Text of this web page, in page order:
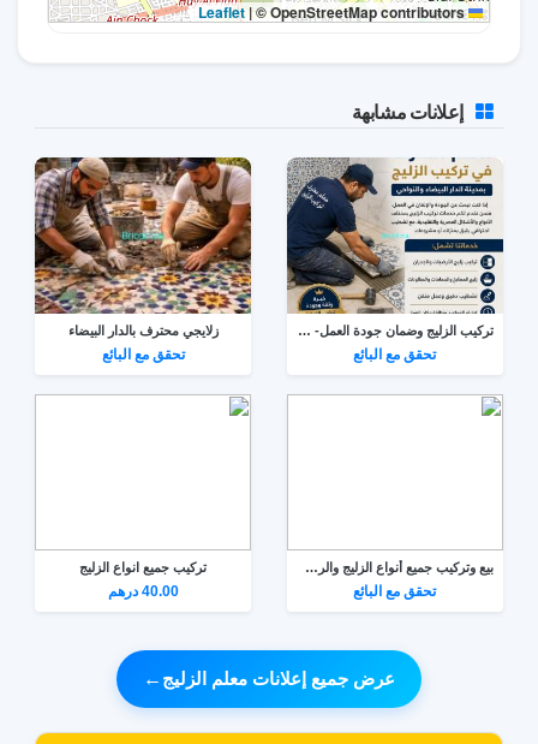
Leaflet
|© OpenStreetMap contributors
إعلانات مشابهة
تركيب الزليج وضمان جودة العمل- كازا
تحقق مع البائع
زلايجي محترف بالدار البيضاء
تحقق مع البائع
بيع وتركيب جميع أنواع الزليج والرخام بوسكورة
تحقق مع البائع
تركيب جميع انواع الزليج
40.00 درهم
عرض جميع إعلانات معلم الزليج ←